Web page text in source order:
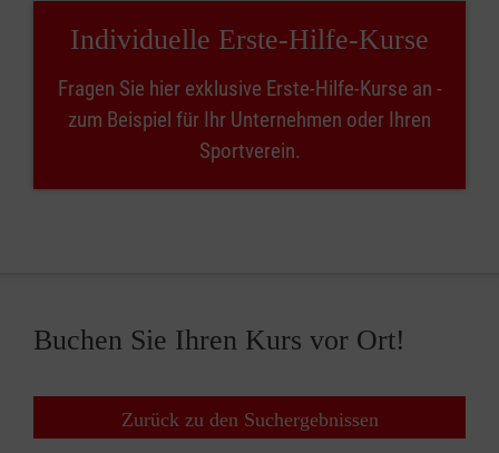
Individuelle Erste-Hilfe-Kurse
Fragen Sie hier exklusive Erste-Hilfe-Kurse an -
zum Beispiel für Ihr Unternehmen oder Ihren
Sportverein.
Buchen Sie Ihren Kurs vor Ort!
Zurück zu den Suchergebnissen